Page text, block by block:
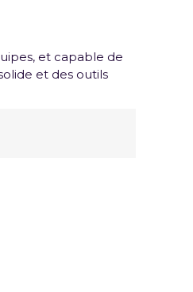
et capable de
et des outils